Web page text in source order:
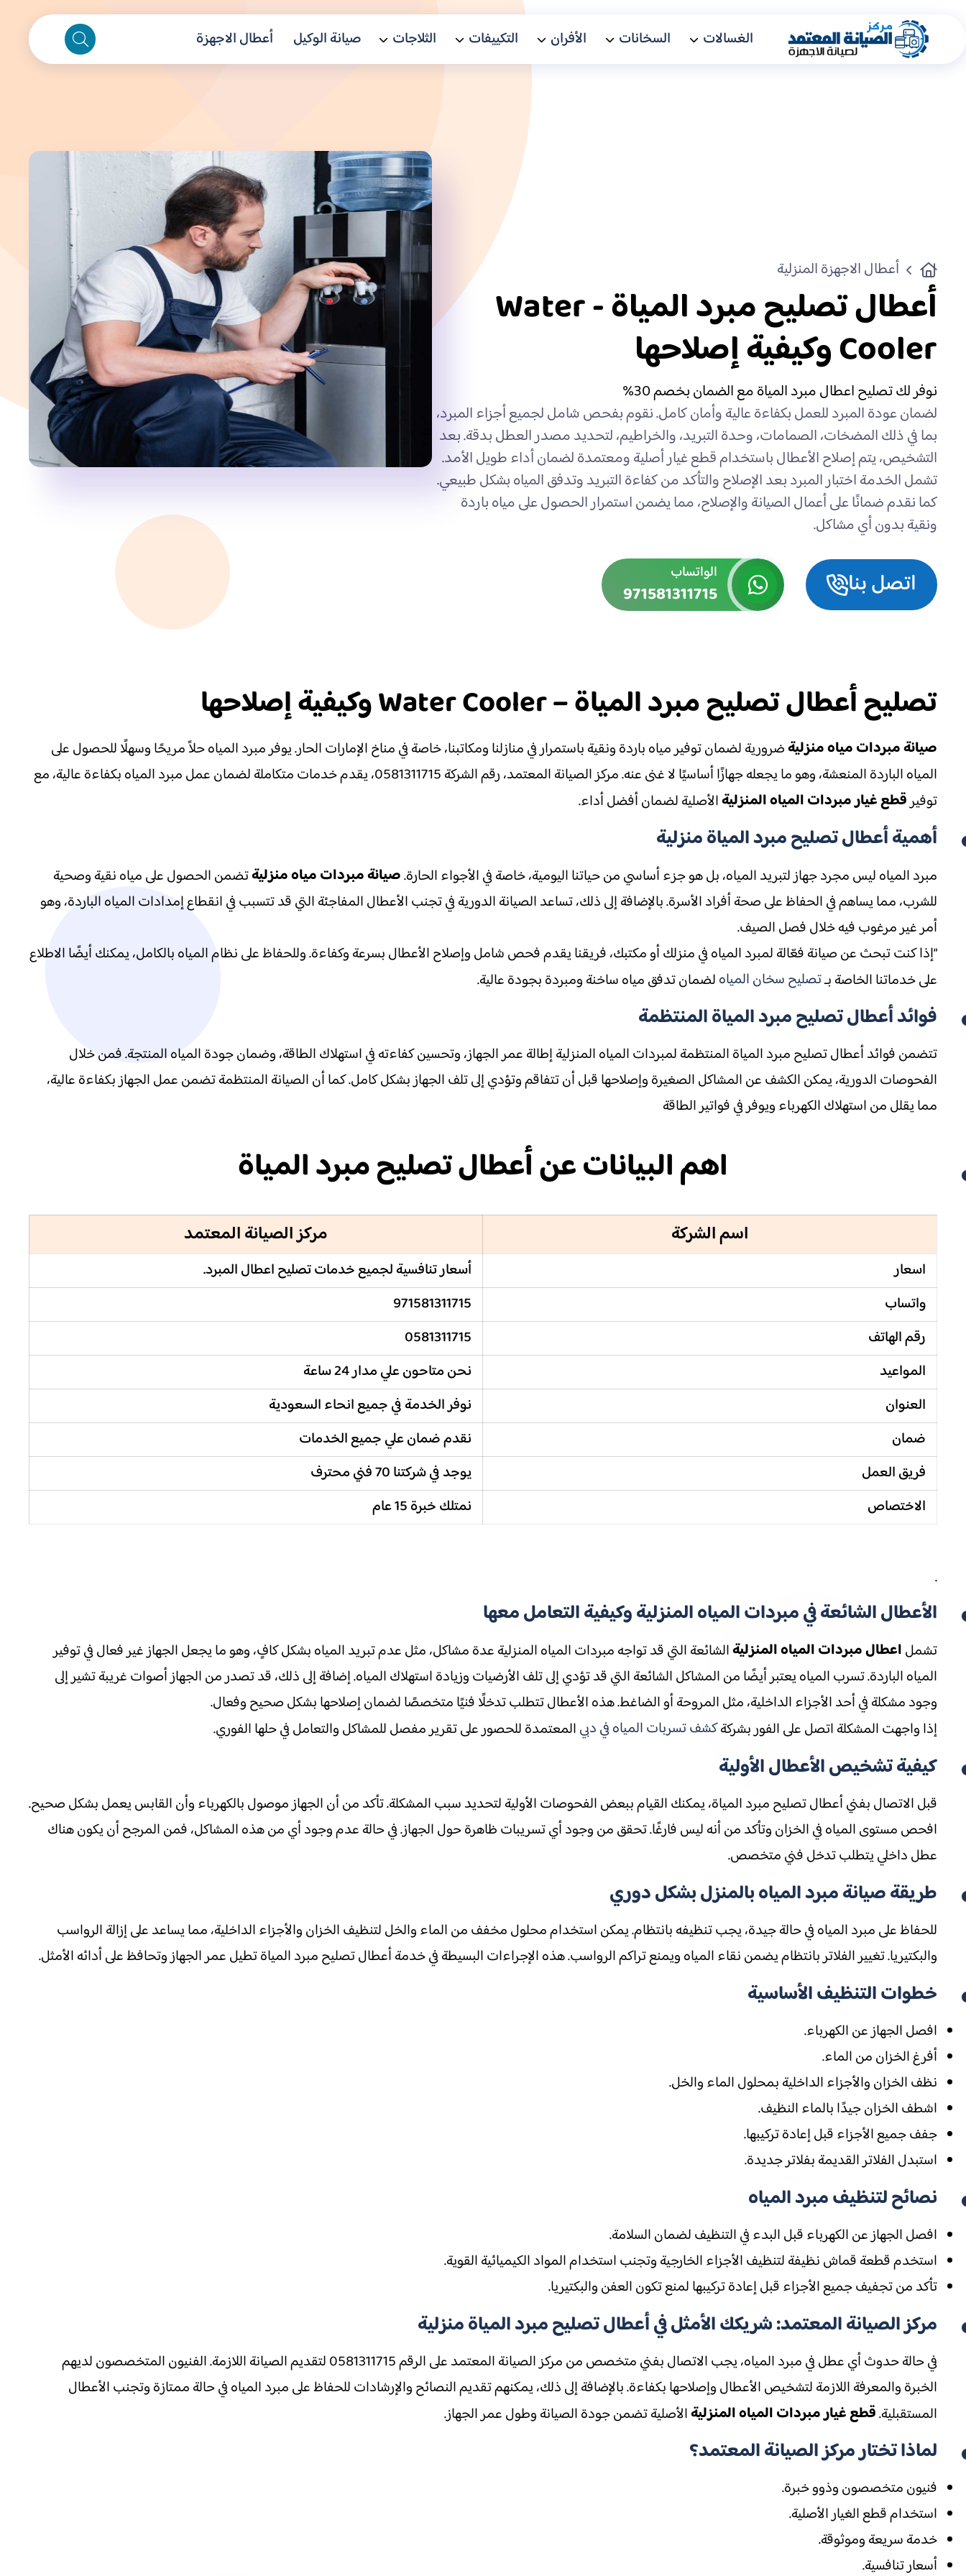
الغسالات السخانات الأفران التكييفات الثلاجات صيانة الوكيل أعطال الاجهزة
أعطال الاجهزة المنزلية
أعطال تصليح مبرد المياة - Water
Cooler وكيفية إصلاحها
نوفر لك تصليح اعطال مبرد المياة مع الضمان بخصم 30%
لضمان عودة المبرد للعمل بكفاءة عالية وأمان كامل. نقوم بفحص شامل لجميع أجزاء المبرد،
بما في ذلك المضخات، الصمامات، وحدة التبريد، والخراطيم، لتحديد مصدر العطل بدقة. بعد
التشخيص، يتم إصلاح الأعطال باستخدام قطع غيار أصلية ومعتمدة لضمان أداء طويل الأمد.
تشمل الخدمة اختبار المبرد بعد الإصلاح والتأكد من كفاءة التبريد وتدفق المياه بشكل طبيعي.
كما نقدم ضمانًا على أعمال الصيانة والإصلاح، مما يضمن استمرار الحصول على مياه باردة
ونقية بدون أي مشاكل.
اتصل بنا الواتساب
971581311715
تصليح أعطال تصليح مبرد المياة – Water Cooler وكيفية إصلاحها
صيانة مبردات مياه منزليةضرورية لضمان توفير مياه باردة ونقية باستمرار في منازلنا ومكاتبنا، خاصة في مناخ الإمارات الحار. يوفر مبرد المياه حلاً مريحًا وسهلًا للحصول على
المياه الباردة المنعشة، وهو ما يجعله جهازًا أساسيًا لا غنى عنه. مركز الصيانة المعتمد، رقم الشركة 0581311715، يقدم خدمات متكاملة لضمان عمل مبرد المياه بكفاءة عالية، مع
توفيرقطع غيار مبردات المياه المنزليةالأصلية لضمان أفضل أداء.
أهمية أعطال تصليح مبرد المياة منزلية
مبرد المياه ليس مجرد جهاز لتبريد المياه، بل هو جزء أساسي من حياتنا اليومية، خاصة في الأجواء الحارة.صيانة مبردات مياه منزليةتضمن الحصول على مياه نقية وصحية
للشرب، مما يساهم في الحفاظ على صحة أفراد الأسرة. بالإضافة إلى ذلك، تساعد الصيانة الدورية في تجنب الأعطال المفاجئة التي قد تتسبب في انقطاع إمدادات المياه الباردة، وهو
أمر غير مرغوب فيه خلال فصل الصيف.
“إذا كنت تبحث عن صيانة فعّالة لمبرد المياه في منزلك أو مكتبك، فريقنا يقدم فحص شامل وإصلاح الأعطال بسرعة وكفاءة. وللحفاظ على نظام المياه بالكامل، يمكنك أيضًا الاطلاع
على خدماتنا الخاصة بـتصليح سخان المياهلضمان تدفق مياه ساخنة ومبردة بجودة عالية.
فوائد أعطال تصليح مبرد المياة المنتظمة
تتضمن فوائد أعطال تصليح مبرد المياة المنتظمة لمبردات المياه المنزلية إطالة عمر الجهاز، وتحسين كفاءته في استهلاك الطاقة، وضمان جودة المياه المنتجة. فمن خلال
الفحوصات الدورية، يمكن الكشف عن المشاكل الصغيرة وإصلاحها قبل أن تتفاقم وتؤدي إلى تلف الجهاز بشكل كامل. كما أن الصيانة المنتظمة تضمن عمل الجهاز بكفاءة عالية،
مما يقلل من استهلاك الكهرباء ويوفر في فواتير الطاقة
اهم البيانات عن أعطال تصليح مبرد المياة
اسم الشركة مركز الصيانة المعتمد
اسعار
أسعار تنافسية لجميع خدمات تصليح اعطال المبرد.
واتساب
971581311715
رقم الهاتف
0581311715
المواعيد
نحن متاحون علي مدار 24 ساعة
العنوان
نوفر الخدمة في جميع انحاء السعودية
ضمان
نقدم ضمان علي جميع الخدمات
فريق العمل
يوجد في شركتنا 70 فني محترف
الاختصاص
نمتلك خبرة 15 عام
.
الأعطال الشائعة في مبردات المياه المنزلية وكيفية التعامل معها
تشملاعطال مبردات المياه المنزليةالشائعة التي قد تواجه مبردات المياه المنزلية عدة مشاكل، مثل عدم تبريد المياه بشكل كافٍ، وهو ما يجعل الجهاز غير فعال في توفير
المياه الباردة. تسرب المياه يعتبر أيضًا من المشاكل الشائعة التي قد تؤدي إلى تلف الأرضيات وزيادة استهلاك المياه. إضافة إلى ذلك، قد تصدر من الجهاز أصوات غريبة تشير إلى
وجود مشكلة في أحد الأجزاء الداخلية، مثل المروحة أو الضاغط. هذه الأعطال تتطلب تدخلًا فنيًا متخصصًا لضمان إصلاحها بشكل صحيح وفعال.
إذا واجهت المشكلة اتصل على الفور بشركةكشف تسربات المياه في دبيالمعتمدة للحصور على تقرير مفصل للمشاكل والتعامل في حلها الفوري.
كيفية تشخيص الأعطال الأولية
قبل الاتصال بفني أعطال تصليح مبرد المياة، يمكنك القيام ببعض الفحوصات الأولية لتحديد سبب المشكلة. تأكد من أن الجهاز موصول بالكهرباء وأن القابس يعمل بشكل صحيح.
افحص مستوى المياه في الخزان وتأكد من أنه ليس فارغًا. تحقق من وجود أي تسريبات ظاهرة حول الجهاز. في حالة عدم وجود أي من هذه المشاكل، فمن المرجح أن يكون هناك
عطل داخلي يتطلب تدخل فني متخصص.
طريقة صيانة مبرد المياه بالمنزل بشكل دوري
للحفاظ على مبرد المياه في حالة جيدة، يجب تنظيفه بانتظام. يمكن استخدام محلول مخفف من الماء والخل لتنظيف الخزان والأجزاء الداخلية، مما يساعد على إزالة الرواسب
والبكتيريا. تغيير الفلاتر بانتظام يضمن نقاء المياه ويمنع تراكم الرواسب. هذه الإجراءات البسيطة في خدمة أعطال تصليح مبرد المياة تطيل عمر الجهاز وتحافظ على أدائه الأمثل.
خطوات التنظيف الأساسية
افصل الجهاز عن الكهرباء.
أفرغ الخزان من الماء.
نظف الخزان والأجزاء الداخلية بمحلول الماء والخل.
اشطف الخزان جيدًا بالماء النظيف.
جفف جميع الأجزاء قبل إعادة تركيبها.
استبدل الفلاتر القديمة بفلاتر جديدة.
نصائح لتنظيف مبرد المياه
افصل الجهاز عن الكهرباء قبل البدء في التنظيف لضمان السلامة.
استخدم قطعة قماش نظيفة لتنظيف الأجزاء الخارجية وتجنب استخدام المواد الكيميائية القوية.
تأكد من تجفيف جميع الأجزاء قبل إعادة تركيبها لمنع تكون العفن والبكتيريا.
مركز الصيانة المعتمد: شريكك الأمثل في أعطال تصليح مبرد المياة منزلية
في حالة حدوث أي عطل في مبرد المياه، يجب الاتصال بفني متخصص من مركز الصيانة المعتمد على الرقم 0581311715 لتقديم الصيانة اللازمة. الفنيون المتخصصون لديهم
الخبرة والمعرفة اللازمة لتشخيص الأعطال وإصلاحها بكفاءة. بالإضافة إلى ذلك، يمكنهم تقديم النصائح والإرشادات للحفاظ على مبرد المياه في حالة ممتازة وتجنب الأعطال
المستقبلية.قطع غيار مبردات المياه المنزليةالأصلية تضمن جودة الصيانة وطول عمر الجهاز.
لماذا تختار مركز الصيانة المعتمد؟
فنيون متخصصون وذوو خبرة.
استخدام قطع الغيار الأصلية.
خدمة سريعة وموثوقة.
أسعار تنافسية.